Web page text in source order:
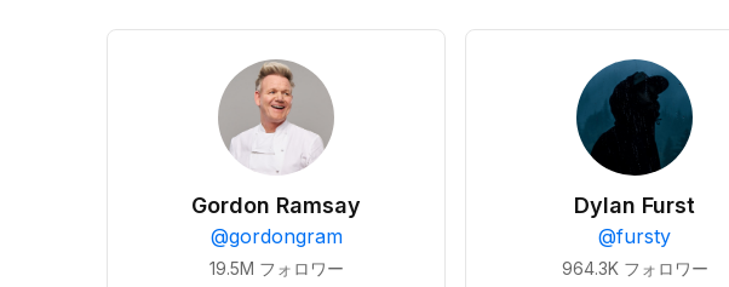
Gordon Ramsay
@gordongram
19.5M フォロワー
Dylan Furst
@fursty
964.3K フォロワー